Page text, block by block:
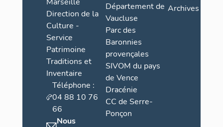
Direction de la
Culture -
Service
Patrimoine
Traditions et
Inventaire
Téléphone :
04 88 10 76
66
Nous
Département de
Vaucluse
Parc des
Baronnies
provençales
SIVOM du pays
de Vence
Dracénie
CC de Serre-
Ponçon
Archives